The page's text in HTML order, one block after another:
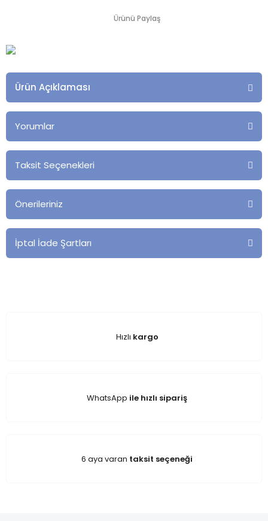
Ürünü Paylaş
Ürün Açıklaması
Yorumlar
Taksit Seçenekleri
Önerileriniz
İptal İade Şartları
Hızlı kargo
WhatsApp ile hızlı sipariş
6 aya varan taksit seçeneği